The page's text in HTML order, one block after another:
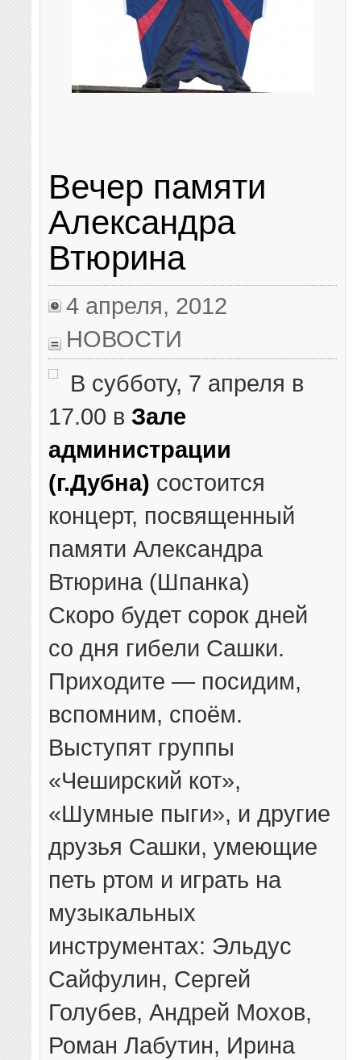
Вечер памяти
Александра
Втюрина
4 апреля, 2012
НОВОСТИ
В субботу, 7 апреля в
17.00 вЗале
администрации
(г.Дубна) состоится
концерт, посвященный
памяти Александра
Втюрина (Шпанка)
Скоро будет сорок дней
со дня гибели Сашки.
Приходите — посидим,
вспомним, споём.
Выступят группы
«Чеширский кот»,
«Шумные пыги», и другие
друзья Сашки, умеющие
петь ртом и играть на
музыкальных
инструментах: Эльдус
Сайфулин, Сергей
Голубев, Андрей Мохов,
Роман Лабутин, Ирина